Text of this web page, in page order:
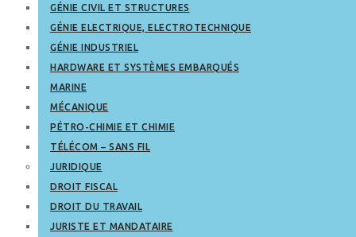
GÉNIE CIVIL ET STRUCTURES
GÉNIE ELECTRIQUE, ELECTROTECHNIQUE
GÉNIE INDUSTRIEL
HARDWARE ET SYSTÈMES EMBARQUÉS
MARINE
MÉCANIQUE
PÉTRO-CHIMIE ET CHIMIE
TÉLÉCOM – SANS FIL
JURIDIQUE
DROIT FISCAL
DROIT DU TRAVAIL
JURISTE ET MANDATAIRE